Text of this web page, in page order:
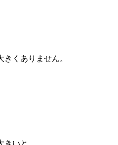
くありません。